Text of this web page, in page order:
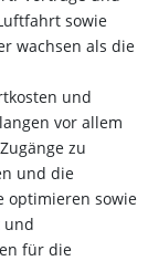
sowie
wachsen als die
und
vor allem
zu
und die
optimieren sowie
und
für die